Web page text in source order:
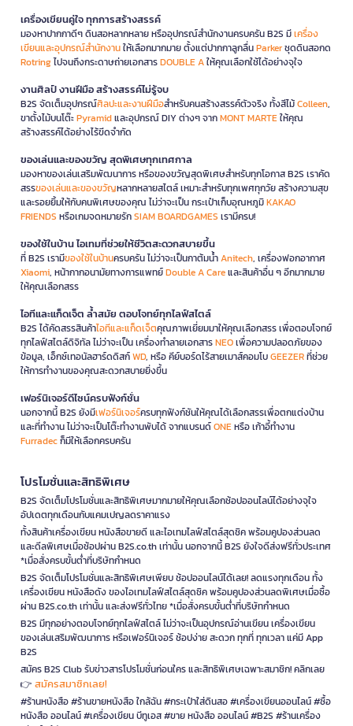
เครื่องเขียนคู่ใจ ทุกการสร้างสรรค์
มองหาปากกาดีๆ ดินสอหลากหลาย หรืออุปกรณ์สำนักงานครบครัน B2S มีเครื่อง
เขียนและอุปกรณ์สำนักงานให้เลือกมากมาย ตั้งแต่ปากกาลูกลื่นParkerชุดดินสอกด
Rotringไปจนถึงกระดาษถ่ายเอกสารDOUBLE Aให้คุณเลือกใช้ได้อย่างจุใจ
งานศิลป์ งานฝีมือ สร้างสรรค์ไม่รู้จบ
B2S จัดเต็มอุปกรณ์ศิลปะและงานฝีมือสำหรับคนสร้างสรรค์ตัวจริง ทั้งสีไม้Colleen,
ขาตั้งไม้บนโต๊ะPyramidและอุปกรณ์ DIY ต่างๆ จากMONT MARTEให้คุณ
สร้างสรรค์ได้อย่างไร้ขีดจำกัด
ของเล่นและของขวัญ สุดพิเศษทุกเทศกาล
มองหาของเล่นเสริมพัฒนาการ หรือของขวัญสุดพิเศษสำหรับทุกโอกาส B2S เราคัด
สรรของเล่นและของขวัญหลากหลายสไตล์ เหมาะสำหรับทุกเพศทุกวัย สร้างความสุข
และรอยยิ้มให้กับคนพิเศษของคุณ ไม่ว่าจะเป็น กระเป๋าเก็บอุณหภูมิKAKAO
FRIENDS หรือเกมจดหมายรักSIAM BOARDGAMES เรามีครบ!
ของใช้ในบ้าน ไอเทมที่ช่วยให้ชีวิตสะดวกสบายขึ้น
ที่ B2S เรามีของใช้ในบ้านครบครัน ไม่ว่าจะเป็นกาต้มน้ำAnitech, เครื่องฟอกอากาศ
Xiaomi, หน้ากากอนามัยทางการแพทย์Double A Careและสินค้าอื่น ๆ อีกมากมาย
ให้คุณเลือกสรร
ไอทีและแก็ดเจ็ต ล้ำสมัย ตอบโจทย์ทุกไลฟ์สไตล์
B2S ได้คัดสรรสินค้าไอทีและแก็ดเจ็ตคุณภาพเยี่ยมมาให้คุณเลือกสรร เพื่อตอบโจทย์
ทุกไลฟ์สไตล์ดิจิทัล ไม่ว่าจะเป็น เครื่องทำลายเอกสารNEOเพื่อความปลอดภัยของ
ข้อมูล, เอ็กซ์เทอนัลฮาร์ดดิสก์WD, หรือ คีย์บอร์ดไร้สายเมาส์คอมโบGEEZERที่ช่วย
ให้การทำงานของคุณสะดวกสบายยิ่งขึ้น
เฟอร์นิเจอร์ดีไซน์ครบฟังก์ชั่น
นอกจากนี้ B2S ยังมีเฟอร์นิเจอร์ครบทุกฟังก์ชันให้คุณได้เลือกสรรเพื่อตกแต่งบ้าน
และที่ทำงาน ไม่ว่าจะเป็นโต๊ะทำงานพับได้ จากแบรนด์ONEหรือ เก้าอี้ทำงาน
Furradecก็มีให้เลือกครบครัน
โปรโมชั่นและสิทธิพิเศษ
B2S จัดเต็มโปรโมชั่นและสิทธิพิเศษมากมายให้คุณเลือกช้อปออนไลน์ได้อย่างจุใจ
อัปเดตทุกเดือนกับแคมเปญลดราคาแรง
ทั้งสินค้าเครื่องเขียน หนังสือขายดี และไอเทมไลฟ์สไตล์สุดชิค พร้อมคูปองส่วนลด
และดีลพิเศษเมื่อช้อปผ่าน B2S.co.th เท่านั้น นอกจากนี้ B2S ยังใจดีส่งฟรีทั่วประเทศ
*เมื่อสั่งครบขั้นต่ำที่บริษัทกำหนด
B2S จัดเต็มโปรโมชั่นและสิทธิพิเศษเพียบ ช้อปออนไลน์ได้เลย! ลดแรงทุกเดือน ทั้ง
เครื่องเขียน หนังสือดัง ของไอเทมไลฟ์สไตล์สุดชิค พร้อมคูปองส่วนลดพิเศษเมื่อซื้อ
ผ่าน B2S.co.th เท่านั้น และส่งฟรีทั่วไทย *เมื่อสั่งครบขั้นต่ำที่บริษัทกำหนด
B2S มีทุกอย่างตอบโจทย์ทุกไลฟ์สไตล์ ไม่ว่าจะเป็นอุปกรณ์อ่านเขียน เครื่องเขียน
ของเล่นเสริมพัฒนาการ หรือเฟอร์นิเจอร์ ช้อปง่าย สะดวก ทุกที่ ทุกเวลา แค่มี App
B2S
สมัคร B2S Club รับข่าวสารโปรโมชั่นก่อนใคร และสิทธิพิเศษเฉพาะสมาชิก! คลิกเลย
👉 สมัครสมาชิกเลย!
#ร้านหนังสือ #ร้านขายหนังสือ ใกล้ฉัน #กระเป๋าใส่ดินสอ #เครื่องเขียนออนไลน์ #ซื้อ
หนังสือ ออนไลน์ #เครื่องเขียน บีทูเอส #ขาย หนังสือ ออนไลน์ #B2S #ร้านเครื่อง